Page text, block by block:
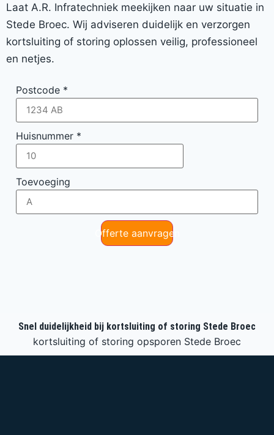
Laat A.R. Infratechniek meekijken naar uw situatie in
Stede Broec. Wij adviseren duidelijk en verzorgen
kortsluiting of storing oplossen veilig, professioneel
en netjes.
Postcode *
Huisnummer *
Toevoeging
Offerte aanvragen
Snel duidelijkheid bij kortsluiting of storing Stede Broec
kortsluiting of storing opsporen Stede Broec